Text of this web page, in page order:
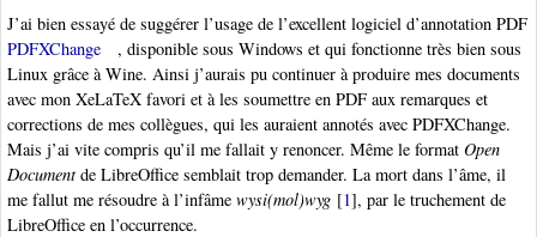
J’ai bien essayé de suggérer l’usage de l’excellent logiciel d’annotation PDF
PDFXChange
, disponible sous Windows et qui fonctionne très bien sous
Linux grâce à Wine. Ainsi j’aurais pu continuer à produire mes documents
avec mon XeLaTeX favori et à les soumettre en PDF aux remarques et
corrections de mes collègues, qui les auraient annotés avec PDFXChange.
Mais j’ai vite compris qu’il me fallait y renoncer. Même le format Open
Documentde LibreOffice semblait trop demander. La mort dans l’âme, il
me fallut me résoudre à l’infâme wysi(mol)wyg [1], par le truchement de
LibreOffice en l’occurrence.